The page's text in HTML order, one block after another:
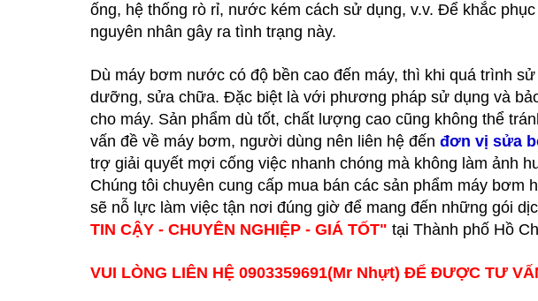
ống, hệ thống rò rỉ, nước kém cách sử dụng, v.v. Để khắc
nguyên nhân gây ra tình trạng này.
Dù máy bơm nước có độ bền cao đến máy, thì khi quá trình
dưỡng, sửa chữa. Đặc biệt là với phương pháp sử dụng và
cho máy. Sản phẩm dù tốt, chất lượng cao cũng không thể
vấn đề về máy bơm, người dùng nên liên hệ đến đơn vị sửa
trợ giải quyết mợi cống việc nhanh chóng mà không làm ảnh
Chúng tôi chuyên cung cấp mua bán các sản phẩm máy bơm
sẽ nỗ lực làm việc tận nơi đúng giờ để mang đến những gói
TIN CẬY - CHUYÊN NGHIỆP - GIÁ TỐT" tại Thành phố Hồ
VUI LÒNG LIÊN HỆ 0903359691(Mr Nhựt) ĐỂ ĐƯỢC TƯ